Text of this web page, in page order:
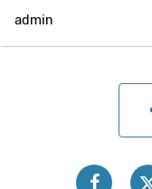
admin